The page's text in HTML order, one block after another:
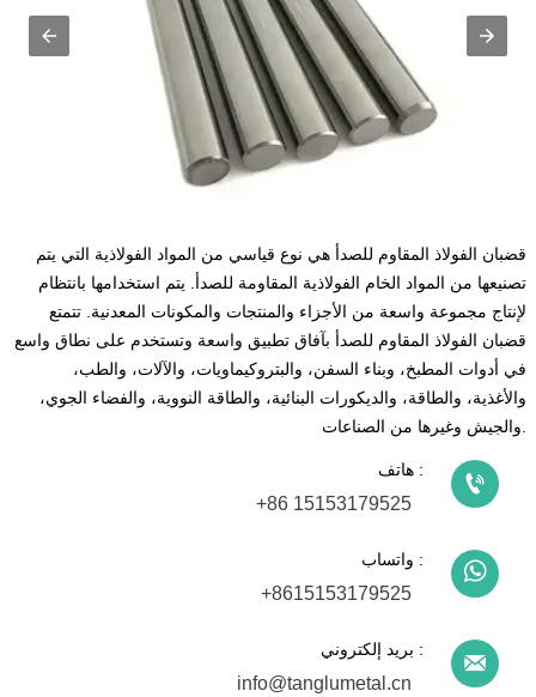
قضبان الفولاذ المقاوم للصدأ هي نوع قياسي من المواد الفولاذية التي يتم
تصنيعها من المواد الخام الفولاذية المقاومة للصدأ. يتم استخدامها بانتظام
لإنتاج مجموعة واسعة من الأجزاء والمنتجات والمكونات المعدنية. تتمتع
قضبان الفولاذ المقاوم للصدأ بآفاق تطبيق واسعة وتستخدم على نطاق واسع
في أدوات المطبخ، وبناء السفن، والبتروكيماويات، والآلات، والطب،
والأغذية، والطاقة، والديكورات البنائية، والطاقة النووية، والفضاء الجوي،
هاتف :
+86 15153179525

واتساب :
+8615153179525

بريد إلكتروني :
info@tanglumetal.cn
